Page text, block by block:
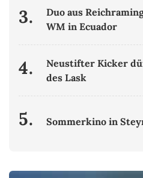
3.
Duo aus
WM in Ecuador
4.
Neustifter Kicker
des Lask
5. Sommerkino in